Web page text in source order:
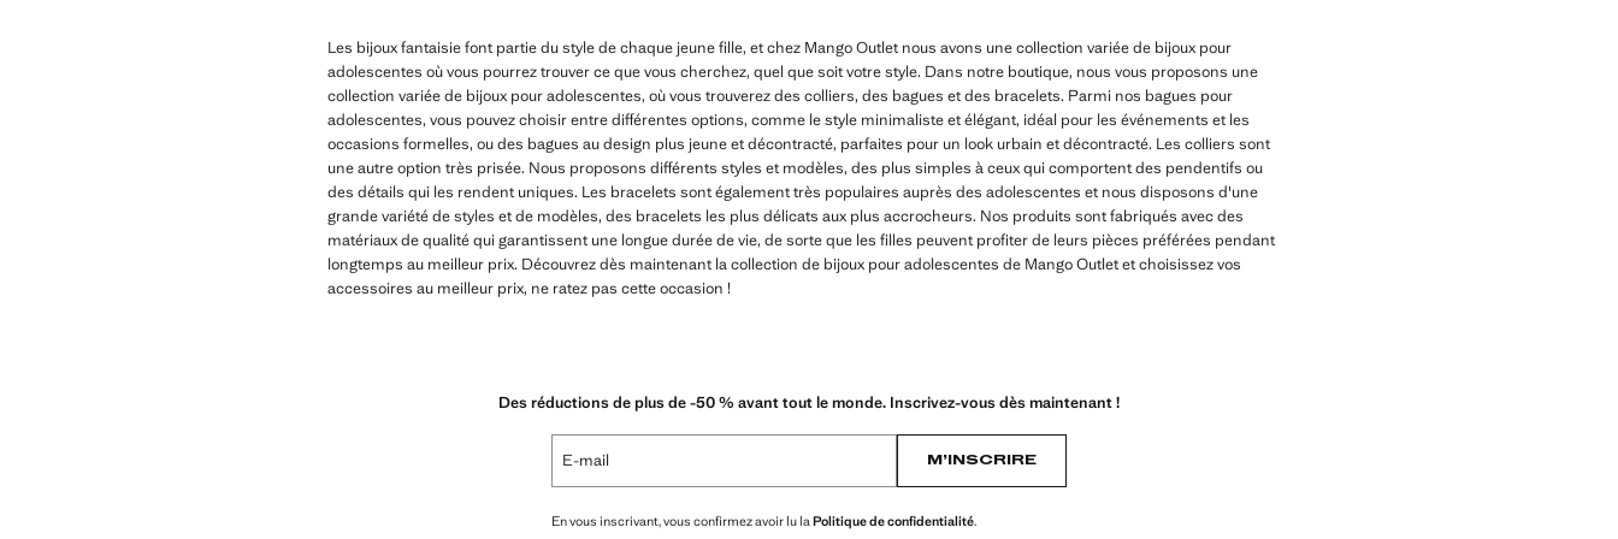
Les bijoux fantaisie font partie du style de chaque jeune fille, et chez Mango Outlet nous avons une collection variée de bijoux pour
adolescentes où vous pourrez trouver ce que vous cherchez, quel que soit votre style. Dans notre boutique, nous vous proposons une
collection variée de bijoux pour adolescentes, où vous trouverez des colliers, des bagues et des bracelets. Parmi nos bagues pour
adolescentes, vous pouvez choisir entre différentes options, comme le style minimaliste et élégant, idéal pour les événements et les
occasions formelles, ou des bagues au design plus jeune et décontracté, parfaites pour un look urbain et décontracté. Les colliers sont
une autre option très prisée. Nous proposons différents styles et modèles, des plus simples à ceux qui comportent des pendentifs ou
des détails qui les rendent uniques. Les bracelets sont également très populaires auprès des adolescentes et nous disposons d'une
grande variété de styles et de modèles, des bracelets les plus délicats aux plus accrocheurs. Nos produits sont fabriqués avec des
matériaux de qualité qui garantissent une longue durée de vie, de sorte que les filles peuvent profiter de leurs pièces préférées pendant
longtemps au meilleur prix. Découvrez dès maintenant la collection de bijoux pour adolescentes de Mango Outlet et choisissez vos
accessoires au meilleur prix, ne ratez pas cette occasion !
Des réductions de plus de -50 % avant tout le monde. Inscrivez-vous dès maintenant !
E-mail M’INSCRIRE
En vous inscrivant, vous confirmez avoir lu la Politique de confidentialité.